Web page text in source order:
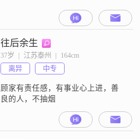
往后余生
37岁  |  江苏泰州  |  164cm
离异
中专
顾家有责任感，有事业心上进，善
良的人，不抽烟